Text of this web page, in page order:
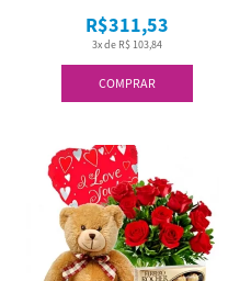
COMPRAR
3x de R$ 103,84
R$311,53